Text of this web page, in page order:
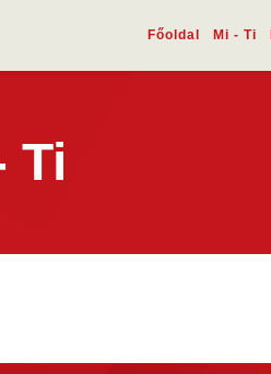
Főoldal Mi - Ti
Ti